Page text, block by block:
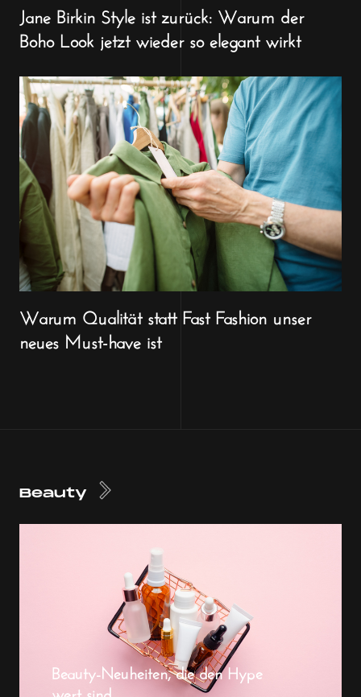
Jane Birkin Style ist zurück: Warum der
Boho Look jetzt wieder so elegant wirkt
Warum Qualität statt Fast Fashion unser
neues Must-have ist
Beauty
Beauty-Neuheiten, die den Hype